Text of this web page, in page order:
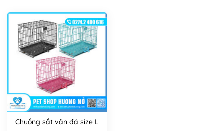
Chuồng sắt vân đá size L